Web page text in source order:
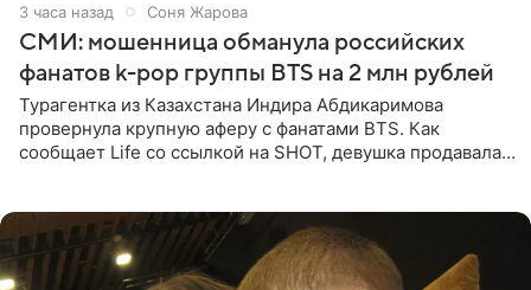
3 часа назад Соня Жарова
СМИ: мошенница обманула российских
фанатов k-pop группы BTS на 2 млн рублей
Турагентка из Казахстана Индира Абдикаримова
провернула крупную аферу с фанатами BTS. Как
сообщает Life со ссылкой на SHOT, девушка продавала